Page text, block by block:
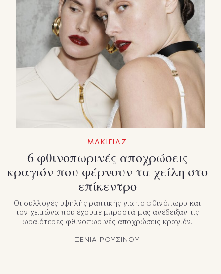
ΜΑΚΙΓΙΑΖ
6 φθινοπωρινές αποχρώσεις
κραγιόν που φέρνουν τα χείλη στο
επίκεντρο
Οι συλλογές υψηλής ραπτικής για το φθινόπωρο και
τον χειμώνα που έχουμε μπροστά μας ανέδειξαν τις
ωραιότερες φθινοπωρινές αποχρώσεις κραγιόν.
ΞΕΝΙΑ ΡΟΥΣΙΝΟΥ